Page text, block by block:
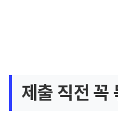
제출 직전 꼭